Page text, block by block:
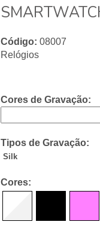
Código: 08007
Relógios
Cores de Gravação:
Tipos de Gravação:
Silk
Cores: